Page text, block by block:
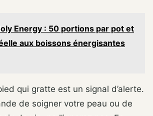
Energy : 50 portions par pot et
aux boissons énergisantes
qui gratte est un signal d’alerte.
de soigner votre peau ou de